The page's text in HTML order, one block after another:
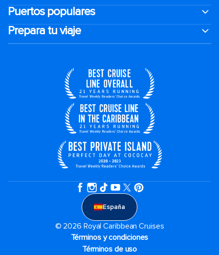
Puertos populares
Prepara tu viaje
España
© 2026 Royal Caribbean Cruises
Términos y condiciones
Términos de uso